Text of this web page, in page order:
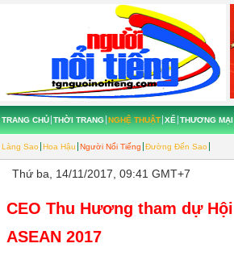
TRANG CHỦ THỜI TRANG NGHỆ THUẬT
Làng Sao Hoa Hậu Người Nổi Tiếng Đường Đến Sao
XẾ THƯƠNG MẠI
Thứ ba, 14/11/2017, 09:41 GMT+7
CEO Thu Hương tham dự
ASEAN 2017